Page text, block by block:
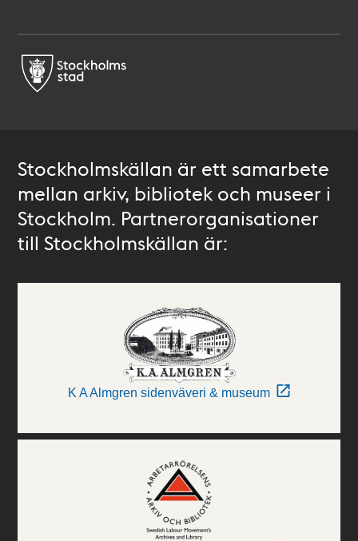
Stockholmskällan är ett samarbete
mellan arkiv, bibliotek och museer i
Stockholm. Partnerorganisationer
till Stockholmskällan är:
K A Almgren sidenväveri & museum